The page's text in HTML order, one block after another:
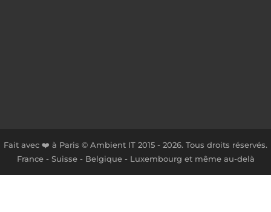
Fait avec ❤️ à Paris © Ambient IT 2015 - 2026. Tous droits réservés.
France - Suisse - Belgique - Luxembourg et même au-delà